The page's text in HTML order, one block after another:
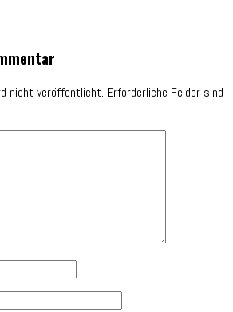
nicht veröffentlicht. Erforderliche Felder sind